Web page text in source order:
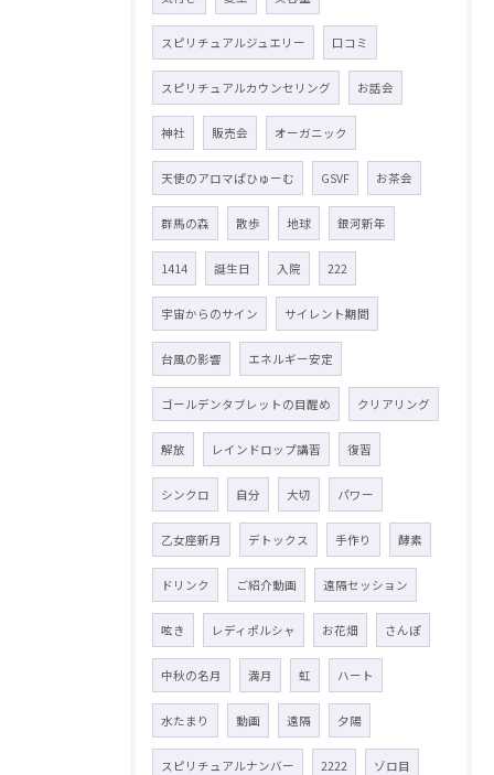
スピリチュアルジュエリー 口コミ
スピリチュアルカウンセリング お話会
神社 販売会 オーガニック
天使のアロマぱひゅーむ GSVF お茶会
群馬の森 散歩 地球 銀河新年
1414 誕生日 入院 222
宇宙からのサイン サイレント期間
台風の影響 エネルギー安定
ゴールデンタブレットの目醒め クリアリング
解放 レインドロップ講習 復習
シンクロ 自分 大切 パワー
乙女座新月 デトックス 手作り 酵素
ドリンク ご紹介動画 遠隔セッション
呟き レディポルシャ お花畑 さんぽ
中秋の名月 満月 虹 ハート
水たまり 動画 遠隔 夕陽
スピリチュアルナンバー 2222 ゾロ目